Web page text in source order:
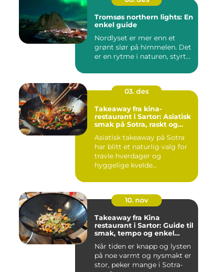
Tromsøs northern lights: En
enkel guide
Nordlyset er mer enn et
grønt slør på himmelen. Det
er en rytme i naturen, styrt...
03. des
Takeaway fra kina-
restaurant i Sartor: Asiatisk
smak på Sotra, raskt og
Asiatisk takeaway på Sotra
har blitt et naturlig valg for
travle hverdager og
hyggelige kvelde...
10. nov
Takeaway fra Kina
restaurant i Sartor: Guide til
smak, tempo og enkel
Når tiden er knapp og lysten
på noe varmt og nysmakt er
stor, peker mange i Sotra-